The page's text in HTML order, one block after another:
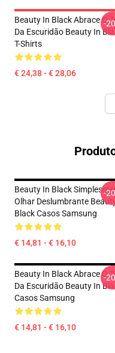
Beauty In Black Abrace O
Da Escuridão Beauty In
T-Shirts
€ 24,38 - € 28,06
-
Beauty In Black
Olhar Deslumbrante
Black Casos Samsung
€ 14,81 - € 16,10
-
Beauty In Black Abrace O
Da Escuridão Beauty In
Casos Samsung
€ 14,81 - € 16,10
-